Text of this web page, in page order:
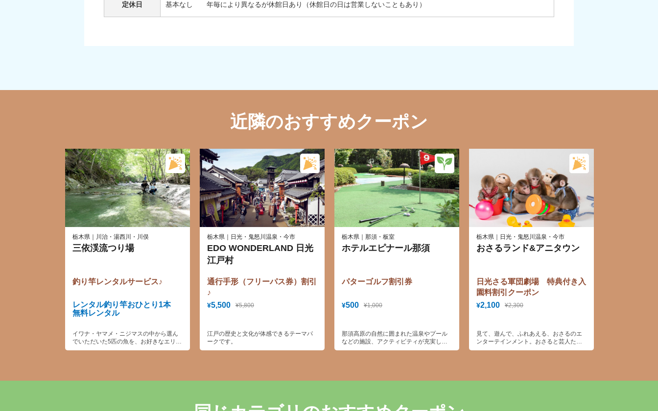
定休日 基本なし 年毎により異なるが休館日あり（休館日の日は営業しないこともあり）
近隣のおすすめクーポン
栃木県｜川治・湯西川・川俣
三依渓流つり場
釣り竿レンタルサービス♪
レンタル釣り竿おひとり1本
無料レンタル
イワナ・ヤマメ・ニジマスの中から選ん
でいただいた5匹の魚を、お好きなエリア
に放流いたします。
栃木県｜日光・鬼怒川温泉・今市
EDO WONDERLAND 日光
江戸村
通行手形（フリーパス券）割引
♪
¥5,500 ¥5,800
江戸の歴史と文化が体感できるテーマパ
ークです。
栃木県｜那須・板室
ホテルエピナール那須
パターゴルフ割引券
¥500 ¥1,000
那須高原の自然に囲まれた温泉やプール
などの施設、アクティビティが充実した
高原ゾートホテル
栃木県｜日光・鬼怒川温泉・今市
おさるランド&アニタウン
日光さる軍団劇場 特典付き入
園料割引クーポン
¥2,100 ¥2,300
見て、遊んで、ふれあえる、おさるのエ
ンターテインメント。おさると芸人たち
が繰り広げる面白くてかわいいコントに